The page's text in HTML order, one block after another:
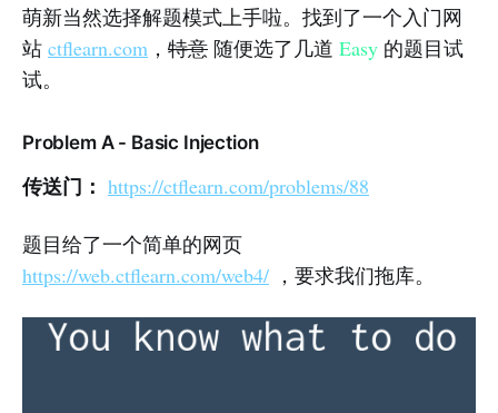
萌新当然选择解题模式上手啦。找到了一个入门网
站 ctflearn.com ， 特意 随便选了几道 Easy 的题目试
试。
Problem A - Basic Injection
传送门： https://ctflearn.com/problems/88
题目给了一个简单的网页
https://web.ctflearn.com/web4/ ，要求我们拖库。